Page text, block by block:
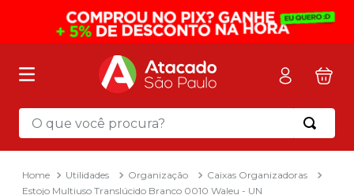
O que você procura?
Utilidades Organização
Caixas Organizadoras
Estojo Multiuso Translúcido Branco 0010 Waleu - UN
Termos mais buscados
mochila